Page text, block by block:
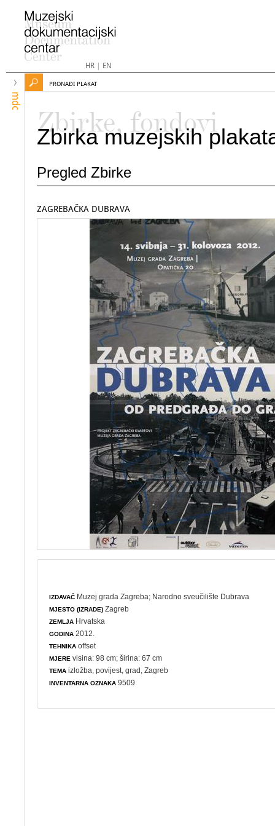
HR| EN
mdc
PRONAĐI PLAKAT
Zbirke, fondovi
Zbirka muzejskih
Pregled Zbirke
ZAGREBAČKA DUBRAVA
IZDAVAČ Muzej grada Zagreba; Narodno sveučilište Dubrava
MJESTO (IZRADE) Zagreb
ZEMLJA Hrvatska
GODINA 2012.
TEHNIKA offset
MJERE visina: 98 cm; širina: 67 cm
TEMA izložba ,povijest ,grad , Zagreb
INVENTARNA OZNAKA 9509